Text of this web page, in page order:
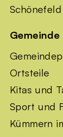
Gemeinde
Ortsteile
Kitas und
Sport und
Kümmern